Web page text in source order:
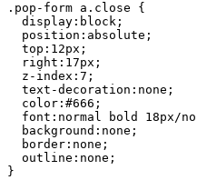
.pop-form a.close {
  display:block;
  position:absolute;
  top:12px;
  right:17px;
  z-index:7;
  text-decoration:none;
  color:#666;
font:normal bold 18px/
  background:none;
  border:none;
  outline:none;
}